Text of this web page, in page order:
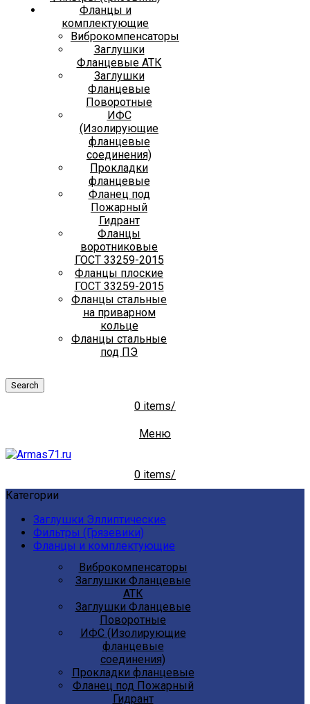
Фланцы и
комплектующие
Виброкомпенсаторы
Заглушки
Фланцевые АТК
Заглушки
Фланцевые
Поворотные
ИФС
(Изолирующие
фланцевые
соединения)
Прокладки
фланцевые
Фланец под
Пожарный
Гидрант
Фланцы
воротниковые
ГОСТ 33259-2015
Фланцы плоские
ГОСТ 33259-2015
Фланцы стальные
на приварном
кольце
Фланцы стальные
под ПЭ
Search
0 items/
Меню
0 items/
Категории
Заглушки Эллиптические
Фильтры (Грязевики)
Фланцы и комплектующие
Виброкомпенсаторы
Заглушки Фланцевые
АТК
Заглушки Фланцевые
Поворотные
ИФС (Изолирующие
фланцевые
соединения)
Прокладки фланцевые
Фланец под Пожарный
Гидрант